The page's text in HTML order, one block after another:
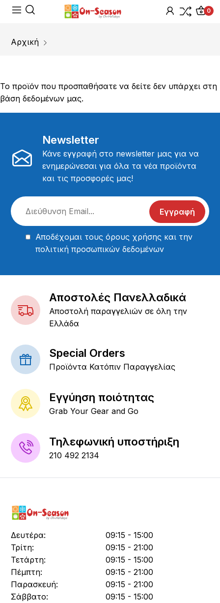
0
Αρχική
Το προϊόν που προσπαθήσατε να δείτε δεν υπάρχει στη
βάση δεδομένων μας.
Newsletter
Κάνε εγγραφή στο newsletter μας για να
ενημερώνεσαι για όλα τα νέα προϊόντα
και τις προσφορές μας!
Εγγραφή
Αποδέχομαι τουςόρους χρήσης και την
πολιτική προσωπικών δεδομένων
Αποστολές Πανελλαδικά
Αποστολή παραγγελιών σε όλη την
Ελλάδα
Special Orders
Προϊόντα Κατόπιν Παραγγελίας
Εγγύηση ποιότητας
Grab Your Gear and Go
Τηλεφωνική υποστήριξη
210 492 2134
Δευτέρα:
09:15 - 15:00
Τρίτη:
09:15 - 21:00
Τετάρτη:
09:15 - 15:00
Πέμπτη:
09:15 - 21:00
Παρασκευή:
09:15 - 21:00
Σάββατο:
09:15 - 15:00